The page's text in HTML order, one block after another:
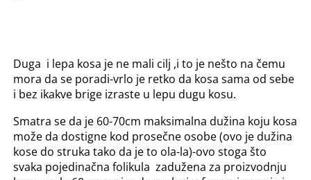
Duga i lepa kosa je ne mali cilj ,i to je nešto na čemu
mora da se poradi-vrlo je retko da kosa sama od sebe
i bez ikakve brige izraste u lepu dugu kosu.
Smatra se da je 60-70cm maksimalna dužina koju kosa
može da dostigne kod prosečne osobe (ovo je dužina
kose do struka tako da je to ola-la)-ovo stoga što
svaka pojedinačna folikula zadužena za proizvodnju